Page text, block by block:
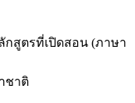
กสูตรที่เปิดสอน (ภาษา
ชาติ